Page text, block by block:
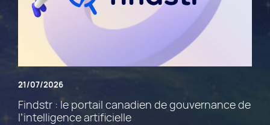
21/07/2026
Findstr : le portail canadien de gouvernance de
l’intelligence artificielle